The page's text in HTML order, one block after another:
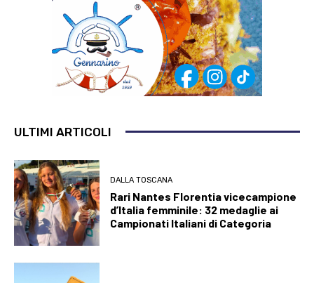
ULTIMI ARTICOLI
DALLA TOSCANA
Rari Nantes Florentia vicecampione
d’Italia femminile: 32 medaglie ai
Campionati Italiani di Categoria